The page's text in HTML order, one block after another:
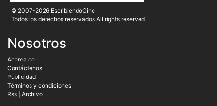
© 2007-2026 EscribiendoCine
Todos los derechos reservados All rights reserved
Nosotros
Acerca de
Contáctenos
Publicidad
Términos y condiciones
Rss
Archivo